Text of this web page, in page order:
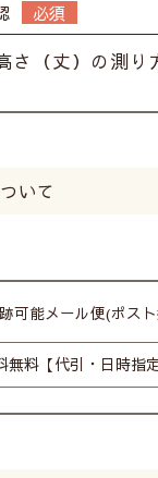
さ（丈）の測り
いて
可能メール便(ポス